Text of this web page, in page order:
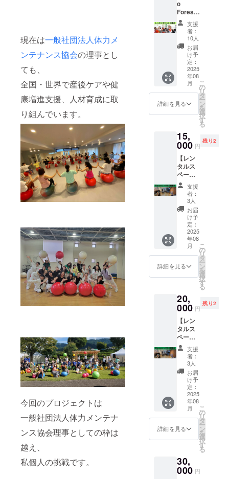
現在は一般社団法人体力メ
ンテナンス協会の理事とし
ても、
全国・世界で産後ケアや健
康増進支援、人材育成に取
り組んでいます。
今回のプロジェクトは
一般社団法人体力メンテナ
ンス協会理事としての枠は
越え、
私個人の挑戦です。
ちを、
ぜひか
たちに
して応
援して
くださ
い。 ※
このリ
ターン
は5000
円・
のリ
ターン
なりま
す
セー
ジ」 を
お届け
しま
す。 皆
さまの
応援が
私たち
の背中
を押し
てくれ
ます。
「こん
がって
ほし
い」 そ
の気持
ちを、
ぜひか
たちに
して応
援して
くださ
い。 ※
このリ
ターン
は3000
円・
のリ
ターン
なりま
す
講座を
利用す
るわけ
ではな
い」と
いう方
のため
の、純
粋なご
支援プ
ランで
す。 ご
支援い
「心を
込めた
お礼の
メッ
セー
ジ」 を
お届け
しま
す。 皆
さまの
応援が
私たち
の背中
を押し
てくれ
ます。
「こん
がって
ほし
い」 そ
の気持
ちを、
ぜひか
たちに
して応
援して
くださ
い。 ※
このリ
ターン
は3000
円・
のリ
ターン
なりま
す
o
Forest
park
レッス
ンチ
ケット3
枚付応
援プラ
ン】 自
分の心
と体
に、
ちょっ
といい
ごほう
大切な
誰かへ
の贈り
物に
も。
「がん
ばる毎
日に、
ほっと
ひと息
つける
時間
を」
—— こ
のプラ
ンで
は、
人気の
レッス
ンを受
けられ
るチ
ケット
をお届
けしま
す。
レッス
ンは現
地（ス
タジ
オ）で
もオン
ライン
でも
OK。 心
う優し
いプロ
支援
者：
10人
お届
け予
定：
2025
年08
月
詳細を見る
こ
の
リ
タ
ー
ン
を
選
択
す
る
15,
000 円
残り2
【レン
タルス
ペース
Base：
5時間利
用チ
ケット
付プラ
ン】 地
域の中
で、誰
かとつ
なが
り、や
さしく
自分を
る場
所。 レ
ンタル
スペー
ス
「Base
」は、
そんな
想いか
ら生ま
れまし
た。 木
のぬく
もりを
感じる
空間
は、赤
小さな
お子さ
んにも
支援
者：
3人
お届
け予
定：
2025
年08
月
詳細を見る
こ
の
リ
タ
ー
ン
を
選
択
す
る
20,
000 円
残り2
【レン
タルス
ペース
Base：
12時間
利用チ
ケット
付プラ
ン】 地
域の中
で、誰
かとつ
なが
り、や
さしく
自分を
る場
所。 レ
ンタル
支援
者：
3人
お届
け予
定：
2025
年08
月
詳細を見る
こ
の
リ
タ
ー
ン
を
選
択
す
る
30,
000 円